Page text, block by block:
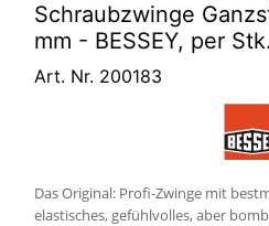
Schraubzwinge
mm - BESSEY, per Stk.
Art. Nr. 200183
Das Original: Profi-Zwinge mit
elastisches, gefühlvolles, aber